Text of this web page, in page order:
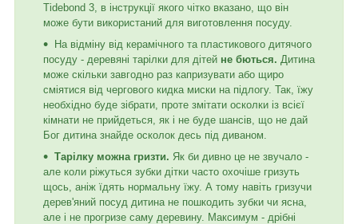
Tidebond 3, в інструкції якого чітко вказано, що він
може бути використаний для виготовлення посуду.
На відміну від керамічного та пластикового дитячого
посуду - деревяні тарілки для дітей не бються. Дитина
може скільки завгодно раз капризувати або щиро
сміятися від чергового кидка миски на підлогу. Так, їжу
необхідно буде зібрати, проте змітати осколки із всієї
кімнати не прийдеться, як і не буде шансів, що не дай
Бог дитина знайде осколок десь під диваном.
Тарілку можна гризти. Як би дивно це не звучало -
але коли ріжуться зубки дітки часто охочіше гризуть
щось, аніж їдять нормальну їжу. А тому навіть гризучи
дерев'яний посуд дитина не пошкодить зубки чи ясна,
але і не прогризе саму деревину. Максимум - дрібні